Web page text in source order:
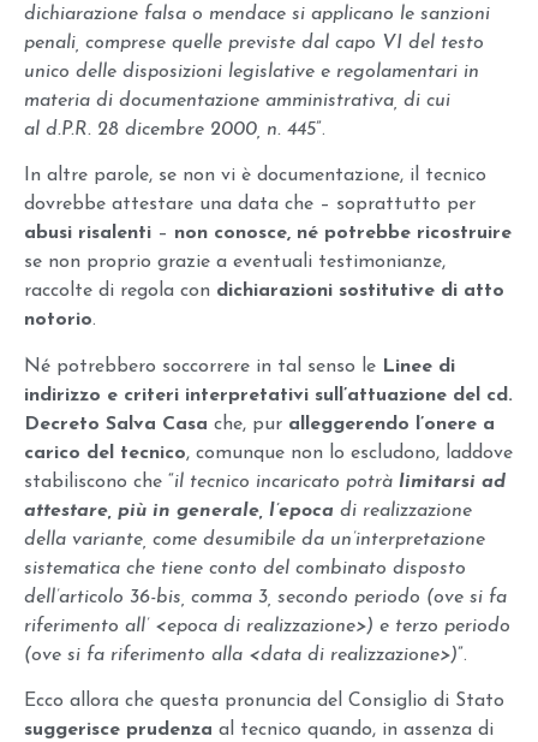
dichiarazione falsa o mendace si applicano le sanzioni
penali, comprese quelle previste dal capo VI del testo
unico delle disposizioni legislative e regolamentari in
materia di documentazione amministrativa, di cui
al d.P.R. 28 dicembre 2000, n. 445”.
In altre parole, se non vi è documentazione, il tecnico
dovrebbe attestare una data che – soprattutto per
abusi risalenti – non conosce, né potrebbe ricostruire
se non proprio grazie a eventuali testimonianze,
raccolte di regola con dichiarazioni sostitutive di atto
notorio.
Né potrebbero soccorrere in tal senso le Linee di
indirizzo e criteri interpretativi sull’attuazione del cd.
Decreto Salva Casa che, pur alleggerendo l’onere a
carico del tecnico, comunque non lo escludono, laddove
stabiliscono che “il tecnico incaricato potrà limitarsi ad
attestare, più in generale, l’epoca di realizzazione
della variante, come desumibile da un’interpretazione
sistematica che tiene conto del combinato disposto
dell’articolo 36-bis, comma 3, secondo periodo (ove si fa
riferimento all’ <epoca di realizzazione>) e terzo periodo
(ove si fa riferimento alla <data di realizzazione>)”.
Ecco allora che questa pronuncia del Consiglio di Stato
suggerisce prudenza al tecnico quando, in assenza di